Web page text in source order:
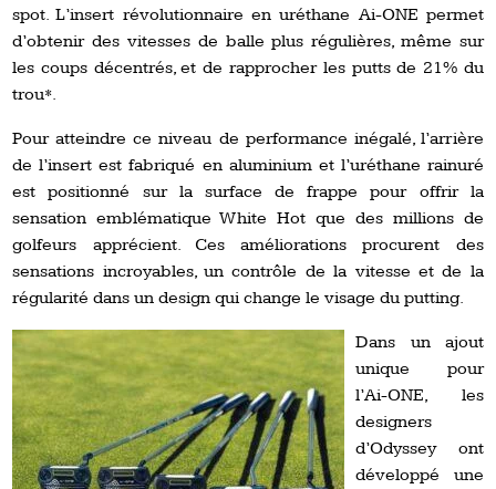
spot. L’insert révolutionnaire en uréthane Ai-ONE permet
d’obtenir des vitesses de balle plus régulières, même sur
les coups décentrés, et de rapprocher les putts de 21% du
trou*.
Pour atteindre ce niveau de performance inégalé, l’arrière
de l’insert est fabriqué en aluminium et l’uréthane rainuré
est positionné sur la surface de frappe pour offrir la
sensation emblématique White Hot que des millions de
golfeurs apprécient. Ces améliorations procurent des
sensations incroyables, un contrôle de la vitesse et de la
régularité dans un design qui change le visage du putting.
Dans un ajout
unique pour
l’Ai-ONE, les
designers
d’Odyssey ont
développé une